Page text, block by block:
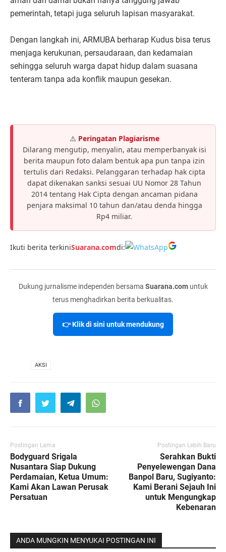
pemerintah, tetapi juga seluruh lapisan masyarakat.
Dengan langkah ini, ARMUBA berharap Kudus bisa terus
menjaga kerukunan, persaudaraan, dan kedamaian
sehingga seluruh warga dapat hidup dalam suasana
tenteram tanpa ada konflik maupun gesekan.
⚠️ Peringatan Plagiarisme
Dilarang mengutip, menyalin, atau memperbanyak isi
berita maupun foto dalam bentuk apa pun tanpa izin
tertulis dari Redaksi. Pelanggaran terhadap hak cipta
dapat dikenakan sanksi sesuai UU Nomor 28 Tahun
2014 tentang Hak Cipta dengan ancaman pidana
penjara maksimal 10 tahun dan/atau denda hingga
Rp4 miliar.
Ikuti berita terkiniSuarana.comdi:
Dukung jurnalisme independen bersama Suarana.comuntuk
terus menghadirkan berita berkualitas.
👉 Klik di sini untuk mendukung
AKSI
Postingan Lama
Bodyguard Srigala
Nusantara Siap Dukung
Perdamaian, Ketua Umum:
Kami Akan Lawan Perusak
Persatuan
Postingan Lebih Baru
Serahkan Bukti
Penyelewengan Dana
Banpol Baru, Sugiyanto:
Kami Berani Sejauh Ini
untuk Mengungkap
Kebenaran
ANDA MUNGKIN MENYUKAI POSTINGAN INI